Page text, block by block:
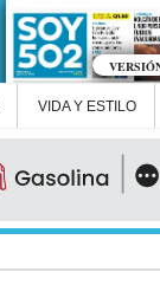
VIDA Y ESTILO